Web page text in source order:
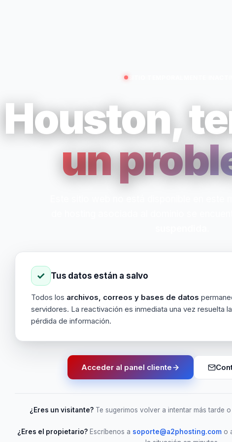
SITIO TEMPORALMENTE
Houston,
un
✓ Tus datos están a salvo
Todos los archivos, correos y bases de datos
servidores. La reactivación es inmediata una vez resuelta
pérdida de información.
Acceder al panel cliente
¿Eres un visitante? Te sugerimos volver a intentar más tarde
¿Eres el propietario? Escríbenos a soporte@a2phosting.com o